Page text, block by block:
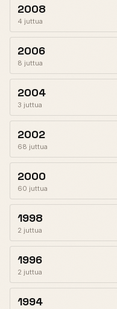
2008
4 juttua
2006
8 juttua
2004
3 juttua
2002
68 juttua
2000
60 juttua
1998
2 juttua
1996
2 juttua
1994